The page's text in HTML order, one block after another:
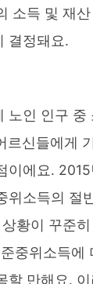
소득 및 재
결정돼요.
노인 인구 중
르신들에게
이에요.
위소득의 절
황이 꾸준
중위소득에
할 만해요.